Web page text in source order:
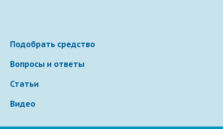
Подобрать средство
Вопросы и ответы
Статьи
Видео